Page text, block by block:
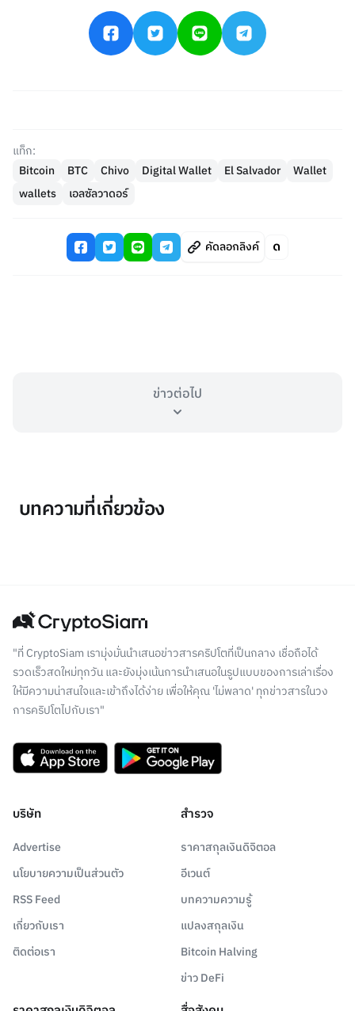
แท็ก:
Bitcoin
BTC Chivo Digital Wallet El Salvador
Wallet
wallets
เอลซัลวาดอร์
คัดลอกลิงค์
ข่าวต่อไป
บทความที่เกี่ยวข้อง
"ที่ CryptoSiam เรามุ่งมั่นนำเสนอข่าวสารคริปโตที่เป็นกลาง เชื่อถือได้
รวดเร็วสดใหม่ทุกวัน และยังมุ่งเน้นการนำเสนอในรูปแบบของการเล่าเรื่อง
ให้มีความน่าสนใจและเข้าถึงได้ง่าย เพื่อให้คุณ 'ไม่พลาด' ทุกข่าวสารในวง
การคริปโตไปกับเรา"
บริษัท
Advertise
นโยบายความเป็นส่วนตัว
RSS Feed
เกี่ยวกับเรา
ติดต่อเรา
สำรวจ
ราคาสกุลเงินดิจิตอล
อีเวนต์
บทความความรู้
แปลงสกุลเงิน
Bitcoin Halving
ข่าว DeFi